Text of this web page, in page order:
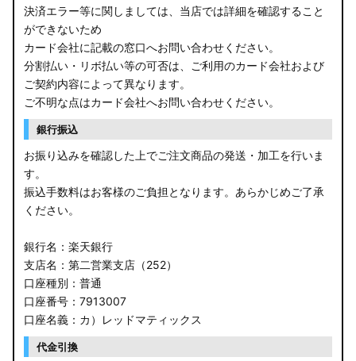
決済エラー等に関しましては、当店では詳細を確認すること
ができないため
カード会社に記載の窓口へお問い合わせください。
分割払い・リボ払い等の可否は、ご利用のカード会社および
ご契約内容によって異なります。
ご不明な点はカード会社へお問い合わせください。
銀行振込
お振り込みを確認した上でご注文商品の発送・加工を行いま
す。
振込手数料はお客様のご負担となります。あらかじめご了承
ください。
銀行名：楽天銀行
支店名：第二営業支店（252）
口座種別：普通
口座番号：7913007
口座名義：カ）レッドマティックス
代金引換